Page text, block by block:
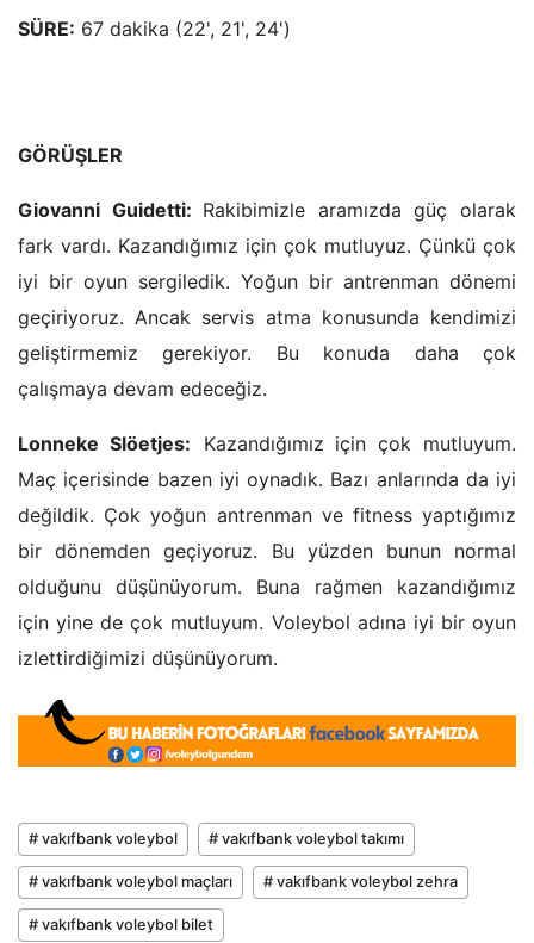
SÜRE: 67 dakika (22', 21', 24')
GÖRÜŞLER
Giovanni Guidetti: Rakibimizle aramızda güç olarak
fark vardı. Kazandığımız için çok mutluyuz. Çünkü çok
iyi bir oyun sergiledik. Yoğun bir antrenman dönemi
geçiriyoruz. Ancak servis atma konusunda kendimizi
geliştirmemiz gerekiyor. Bu konuda daha çok
çalışmaya devam edeceğiz.
Lonneke Slöetjes:
Kazandığımız için çok mutluyum.
Maç içerisinde bazen iyi oynadık. Bazı anlarında da iyi
değildik. Çok yoğun antrenman ve fitness yaptığımız
bir dönemden geçiyoruz. Bu yüzden bunun normal
olduğunu düşünüyorum. Buna rağmen kazandığımız
için yine de çok mutluyum. Voleybol adına iyi bir oyun
izlettirdiğimizi düşünüyorum.
# vakıfbank voleybol # vakıfbank voleybol takımı
# vakıfbank voleybol maçları # vakıfbank voleybol zehra
# vakıfbank voleybol bilet